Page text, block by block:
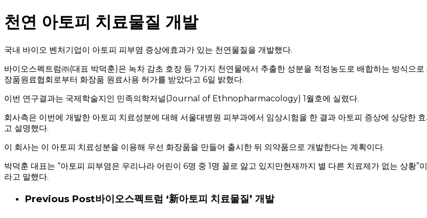
천연 아토피 치료물질 개발
국내 바이오 벤처기업이 아토피 피부염 증상에효과가 있는 천연물질을 개발했다.
바이오스펙트럼㈜(대표 박덕훈)은 녹차 감초 호장 등 7가지 천연물에서 추출한 성분을 적정농도로 배합하는 방식으
장품원료협회로부터 화장품 원료사용 허가를 받았다고 6일 밝혔다.
이번 연구결과는 국제학술지인 민족의학저널(Journal of Ethnopharmacology) 1월호에 실렸다.
회사측은 이번에 개발한 아토피 치료성분에 대해 서울대병원 피부과에서 임상시험을 한 결과 아토피 증상에 상당한
고 설명했다.
이 회사는 이 아토피 치료성분을 이용해 우선 화장품을 만들어 출시한 뒤 의약품으로 개발한다는 계획이다.
박덕훈 대표는 “아토피 피부염은 우리나라 어린이 6명 중 1명 꼴로 앓고 있지만현재까지 별 다른 치료제가 없는 상황”
라고 말했다.
Previous Post바이오스펙트럼 ‘新아토피 치료물질’ 개발